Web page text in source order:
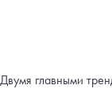
Двумя главными